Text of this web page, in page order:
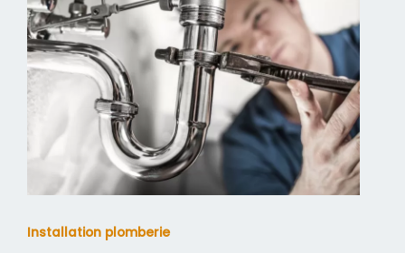
Installation plomberie